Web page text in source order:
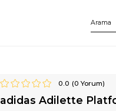
0.0 (0 Yorum)
adidas Adilette